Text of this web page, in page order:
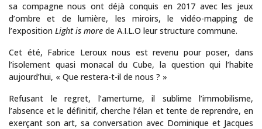
Tout au long de l'année, la Maison de la Tour exposent des
sa compagne nous ont déjà conquis en 2017 avec les jeux
d’ombre et de lumière, les miroirs, le vidéo-mapping de
l’exposition Light is more de A.I.L.O leur structure commune.
Cet été, Fabrice Leroux nous est revenu pour poser, dans
l’isolement quasi monacal du Cube, la question qui l’habite
aujourd’hui, « Que restera-t-il de nous ? »
Refusant le regret, l’amertume, il sublime l’immobilisme,
l’absence et le définitif, cherche l’élan et tente de reprendre, en
exerçant son art, sa conversation avec Dominique et Jacques